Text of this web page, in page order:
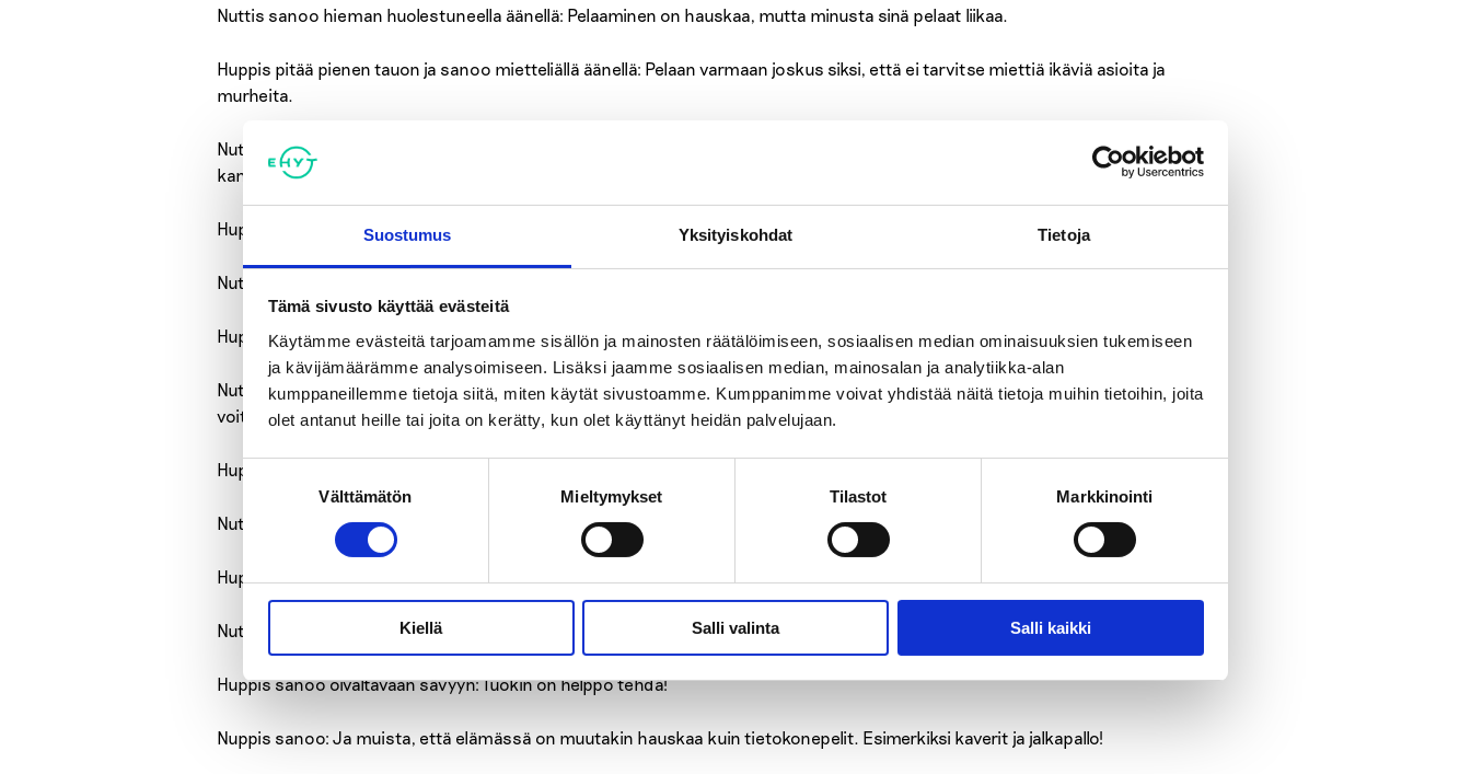
Suostumus Yksityiskohdat Tietoja
Tämä sivusto käyttää evästeitä
Käytämme evästeitä tarjoamamme sisällön ja mainosten räätälöimiseen, sosiaalisen median ominaisuuksien tukemiseen
ja kävijämäärämme analysoimiseen. Lisäksi jaamme sosiaalisen median, mainosalan ja analytiikka-alan
kumppaneillemme tietoja siitä, miten käytät sivustoamme. Kumppanimme voivat yhdistää näitä tietoja muihin tietoihin, joita
olet antanut heille tai joita on kerätty, kun olet käyttänyt heidän palvelujaan.
Suostumuksen
Välttämätön Mieltymykset Tilastot Markkinointi
Kiellä Salli valinta Salli kaikki
Nuttis sanoo hieman huolestuneella äänellä: Pelaaminen on hauskaa, mutta minusta sinä pelaat liikaa.
Huppis pitää pienen tauon ja sanoo mietteliällä äänellä: Pelaan varmaan joskus siksi, että ei tarvitse miettiä ikäviä asioita ja
murheita.
Nuttis kannustavasti: Olet oikeassa. Joskus on hyvä unohtaa ikävät asiat ja tehdä jotakin kivaa, kuten pelata. Mutta
kannattaa myös miettiä, mistä ikävät asiat johtuvat, eikä vain unohtaa niitä esimerkiksi pelaamalla.
Huppis – pieni tauko ja mietteliäs ääni: Olet oikeassa. Minun täytyy varmaan vähentää pelaamista.
Nuttis sanoo: Tiesitkö, että on monia keinoja, joilla pelaaminen pysyy kohtuullisena?
Huppis pohtii uteliaalla äänellä: Vai niin. En tiedä.
Nuttis sanoo: Voit esimerkiksi päättää, kuinka paljon pelaat viikossa. Pelaat vaikka yhtenä tai kahtena päivänä viikossa. Tai
voit päättää, että pelaat vain tunnin päivässä. Voit merkitä kalenteriin, milloin pelaat.
Huppis sanoo: Hyviä ideoita!
Nuttis sanoo: Ja muista pitää taukoja, kun pelaat. Onko sinulla kännykkä?
Huppis sanoo ihmettelevään sävyyn: On, kuinka niin?
Nuttis sanoo: Laita kännykkään hälytys päälle, niin tiedät, milloin on aika lopettaa pelaaminen.
Huppis sanoo oivaltavaan sävyyn: Tuokin on helppo tehdä!
Nuppis sanoo: Ja muista, että elämässä on muutakin hauskaa kuin tietokonepelit. Esimerkiksi kaverit ja jalkapallo!